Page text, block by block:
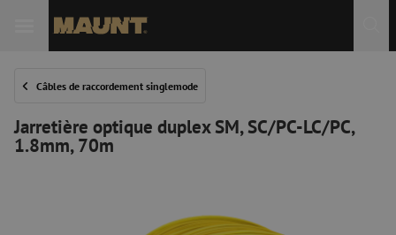
Câbles de raccordement singlemode
Jarretière optique duplex SM, SC/PC-LC/PC,
1.8mm, 70m